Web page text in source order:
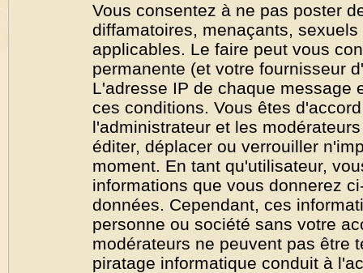
Vous consentez à ne pas poster
diffamatoires, menaçants,
applicables. Le faire peut vous
permanente (et votre fournisseur
L'adresse IP de chaque message
ces conditions. Vous êtes
l'administrateur et les
éditer, déplacer ou verrouiller
moment. En tant qu'utilisateur,
informations que vous donnerez
données. Cependant, ces
personne ou société sans votre
modérateurs ne peuvent pas être
piratage informatique conduit à